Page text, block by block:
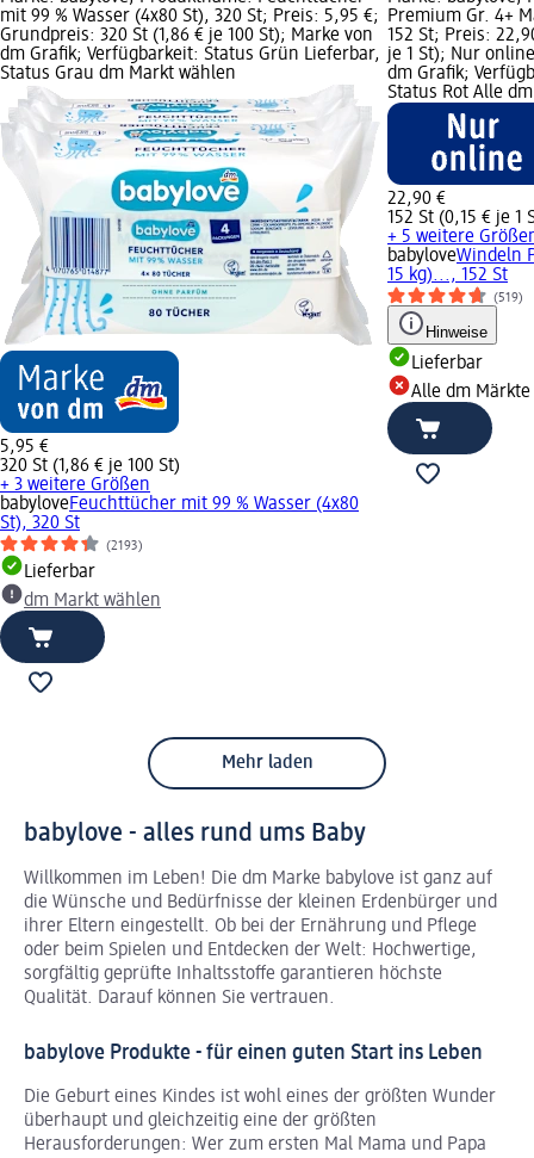
mit 99 % Wasser (4x80 St), 320 St; Preis: 5,95 €;
Grundpreis: 320 St (1,86 € je 100 St); Marke von
dm Grafik; Verfügbarkeit: Status Grün Lieferbar,
Status Grau dm Markt wählen
5,95 €
320 St (1,86 € je 100 St)
+ 3 weitere Größen
babyloveFeuchttücher mit 99 % Wasser (4x80
St), 320 St
(2193)
Lieferbar
dm Markt wählen
Premium Gr. 4+
152 St; Preis:
je 1 St); Nur
dm Grafik;
Status Rot Alle
22,90 €
152 St (0,15 € je 1
+ 5 weitere
babyloveWindeln
15 kg)..., 152 St
(519)
Hinweise
Lieferbar
Alle dm Märkte
Mehr laden
babylove - alles rund ums Baby
Willkommen im Leben! Die dm Marke babylove ist ganz auf
die Wünsche und Bedürfnisse der kleinen Erdenbürger und
ihrer Eltern eingestellt. Ob bei der Ernährung und Pflege
oder beim Spielen und Entdecken der Welt: Hochwertige,
sorgfältig geprüfte Inhaltsstoffe garantieren höchste
Qualität. Darauf können Sie vertrauen.
babylove Produkte - für einen guten Start ins Leben
Die Geburt eines Kindes ist wohl eines der größten Wunder
überhaupt und gleichzeitig eine der größten
Herausforderungen: Wer zum ersten Mal Mama und Papa